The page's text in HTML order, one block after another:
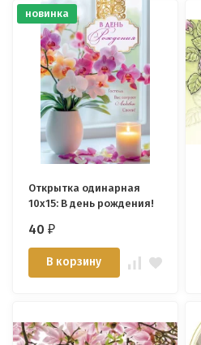
новинка
Открытка одинарная
10x15: В день рождения!
40₽
В корзину